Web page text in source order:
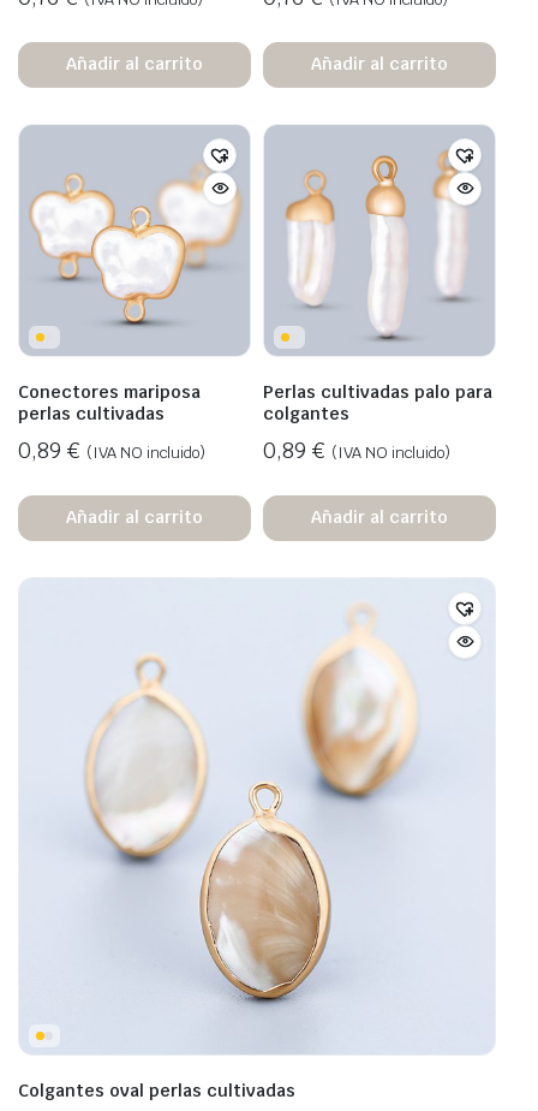
Añadir al carrito Añadir al carrito
Conectores mariposa
perlas cultivadas
0,89 € (IVA NO incluido)
Añadir al carrito
Perlas cultivadas palo para
colgantes
0,89 € (IVA NO incluido)
Añadir al carrito
Colgantes oval perlas cultivadas